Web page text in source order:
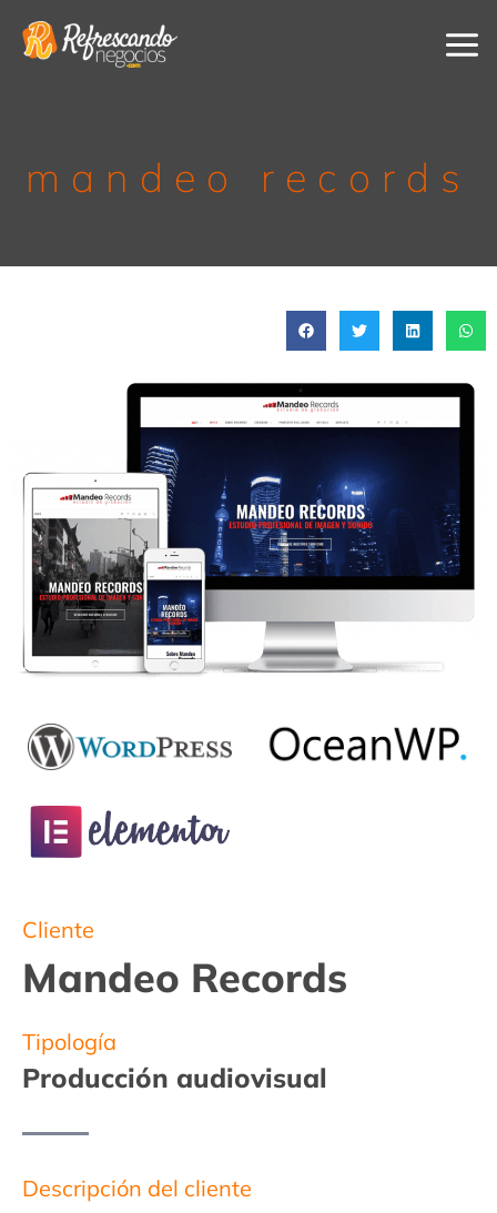
mandeo records​
Cliente
Mandeo Records​
Tipología
Producción audiovisual​
Descripción del cliente